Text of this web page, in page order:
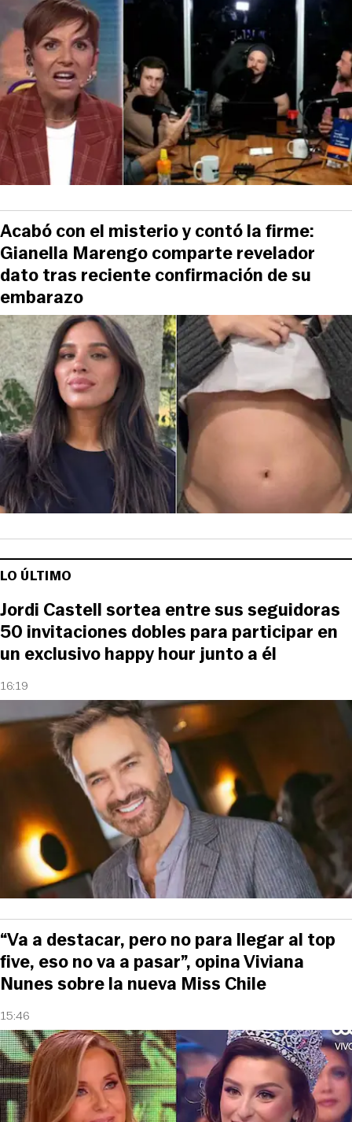
Acabó con el misterio y contó la firme:
Gianella Marengo comparte revelador
dato tras reciente confirmación de su
embarazo
LO ÚLTIMO
16:19
Jordi Castell sortea entre sus seguidoras
50 invitaciones dobles para participar en
un exclusivo happy hour junto a él
15:46
“Va a destacar, pero no para llegar al top
five, eso no va a pasar”, opina Viviana
Nunes sobre la nueva Miss Chile